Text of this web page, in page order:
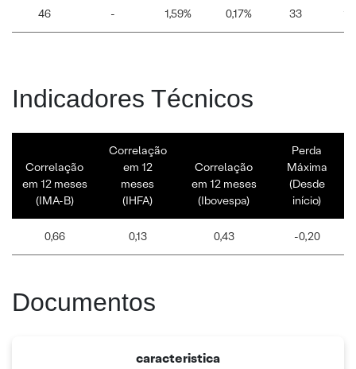
46 - 1,59% 0,17% 33 13
Indicadores Técnicos
Correlação
em 12 meses
(IMA-B)
Correlação
em 12
meses
(IHFA)
Correlação
em 12 meses
(Ibovespa)
Perda
Máxima
(Desde
início)
0,66 0,13 0,43 -0,20
Documentos
caracteristica